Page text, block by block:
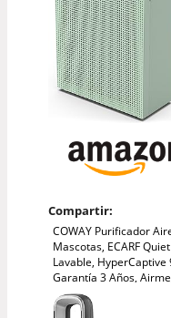
Compartir:
COWAY Purificador
Mascotas, ECARF
Lavable, HyperCaptive
Garantía 3 Años,